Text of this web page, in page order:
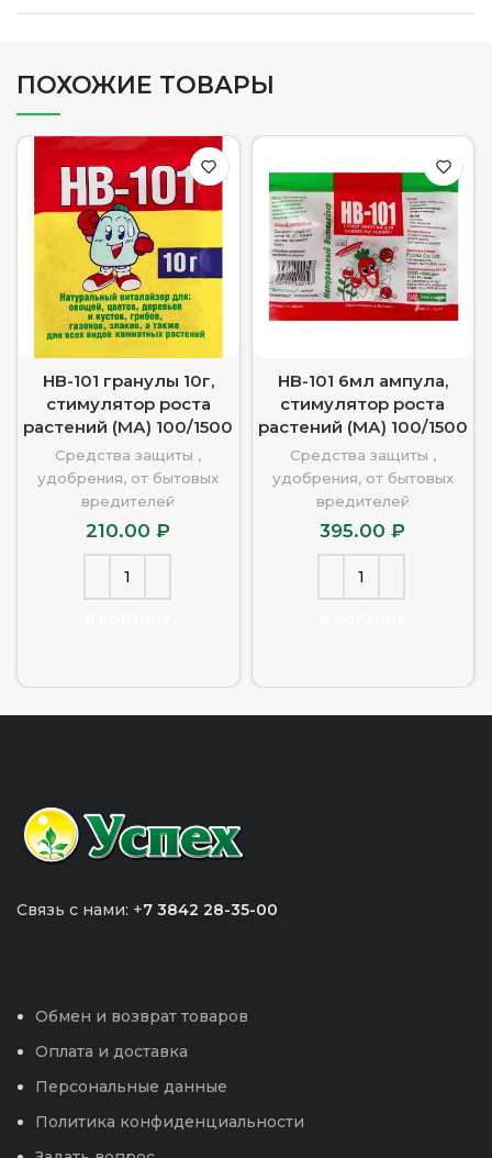
ПОХОЖИЕ ТОВАРЫ
HB-101 гранулы 10г,
стимулятор роста
растений (МА) 100/1500
Средства защиты ,
удобрения, от бытовых
вредителей
210.00₽
HB-101 6мл ампула,
стимулятор роста
растений (МА) 100/1500
Средства защиты ,
удобрения, от бытовых
вредителей
395.00₽
Связь с нами: +7 3842 28-35-00
Обмен и возврат товаров
Оплата и доставка
Персональные данные
Политика конфиденциальности